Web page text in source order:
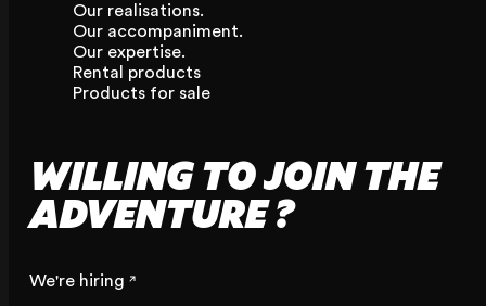
Our realisations.
Our accompaniment.
Our expertise.
Rental products
Products for sale
WILLING TO JOIN THE
ADVENTURE ?
We're hiring